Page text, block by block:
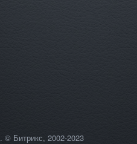
. © Битрикс, 2002-2023